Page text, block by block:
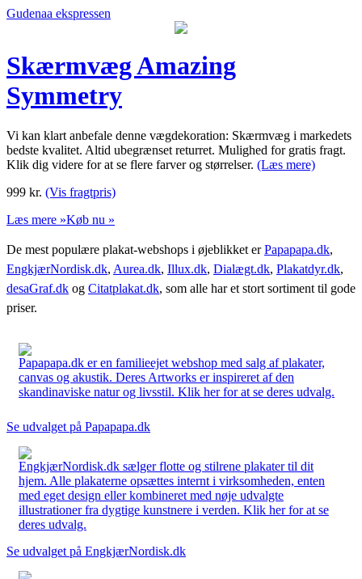
Gudenaa ekspressen
Skærmvæg Amazing
Symmetry
Vi kan klart anbefale denne vægdekoration: Skærmvæg i markedets
bedste kvalitet. Altid ubegrænset returret. Mulighed for gratis fragt.
Klik dig videre for at se flere farver og størrelser. (Læs mere)
999 kr. (Vis fragtpris)
Læs mere »Køb nu »
De mest populære plakat-webshops i øjeblikket erPapapapa.dk,
EngkjærNordisk.dk, Aurea.dk, Illux.dk, Dialægt.dk, Plakatdyr.dk,
desaGraf.dk og Citatplakat.dk, som alle har et stort sortiment til gode
priser.
Papapapa.dk er en familieejet webshop med salg af plakater,
canvas og akustik. Deres Artworks er inspireret af den
skandinaviske natur og livsstil. Klik her for at se deres udvalg.
Se udvalget på Papapapa.dk
EngkjærNordisk.dk sælger flotte og stilrene plakater til dit
hjem. Alle plakaterne opsættes internt i virksomheden, enten
med eget design eller kombineret med nøje udvalgte
illustrationer fra dygtige kunstnere i verden. Klik her for at se
deres udvalg.
Se udvalget på EngkjærNordisk.dk